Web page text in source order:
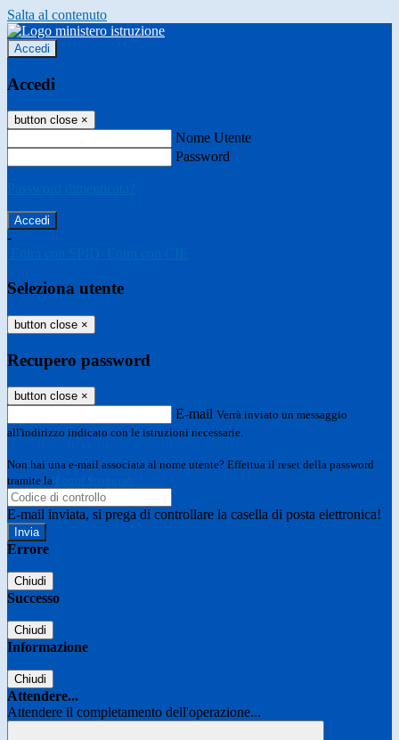
Salta al contenuto
Accedi
Accedi
button close ×
Nome Utente
Password
-
Seleziona utente
button close ×
Recupero password
button close ×
E-mail Verrà inviato un messaggio
all'indirizzo indicato con le istruzioni necessarie.
Non hai una e-mail associata al nome utente? Effettua il reset della password
tramite la
E-mail inviata, si prega di controllare la casella di posta elettronica!
Errore
Chiudi
Successo
Chiudi
Informazione
Chiudi
Attendere...
Attendere il completamento dell'operazione...